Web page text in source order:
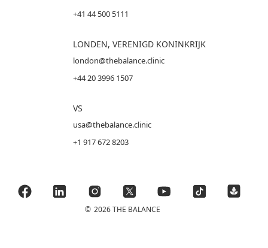
+41 44 500 5111
LONDEN, VERENIGD KONINKRIJK
london@thebalance.clinic
+44 20 3996 1507
VS
usa@thebalance.clinic
+1 917 672 8203
© 2026 THE BALANCE